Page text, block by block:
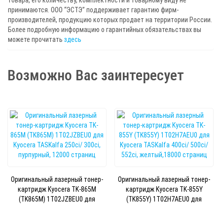
принимаются. ООО “ЭСТЭ” поддерживает гарантию фирм-
производителей, продукцию которых продает на территории России.
Более подробную информацию о гарантийных обязательствах вы
можете прочитать здесь
Возможно Вас заинтересует
Оригинальный лазерный тонер-
картридж Kyocera TK-865M
(TK865M) 1T02JZBEU0 для
Оригинальный лазерный тонер-
картридж Kyocera TK-855Y
(TK855Y) 1T02H7AEU0 для